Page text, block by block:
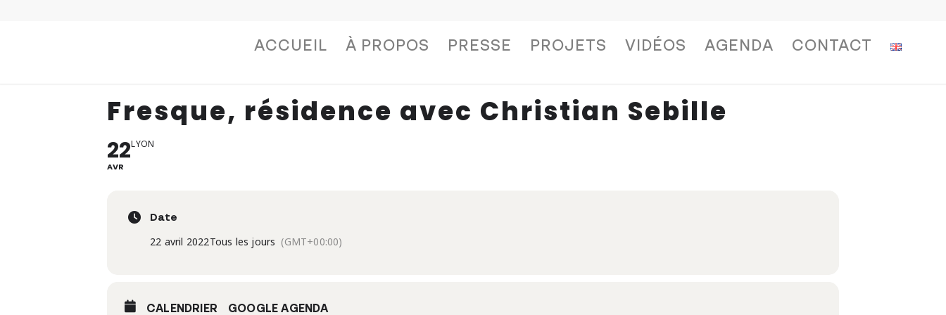
ACCUEIL À PROPOS PRESSE PROJETS VIDÉOS AGENDA CONTACT
Fresque, résidence avec Christian Sebille
22
AVR
LYON
Date
22 avril 2022Tous les jours (GMT+00:00)
CALENDRIER GOOGLE AGENDA